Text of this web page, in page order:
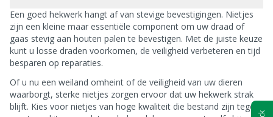
Een goed hekwerk hangt af van stevige bevestigingen. Nietjes
zijn een kleine maar essentiële component om uw draad of
gaas stevig aan houten palen te bevestigen. Met de juiste keuze
kunt u losse draden voorkomen, de veiligheid verbeteren en tijd
besparen op reparaties.
Of u nu een weiland omheint of de veiligheid van uw dieren
waarborgt, sterke nietjes zorgen ervoor dat uw hekwerk strak
blijft. Kies voor nietjes van hoge kwaliteit die bestand zijn tegen